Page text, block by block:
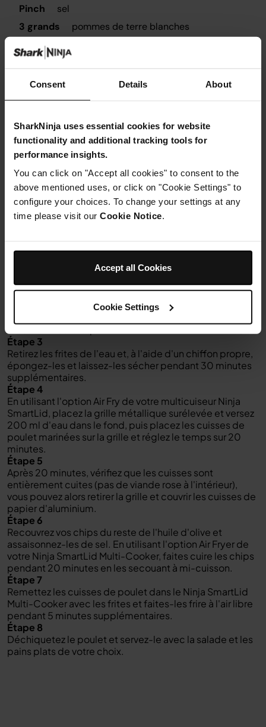
Consent Details About
SharkNinja uses essential cookies for website
functionality and additional tracking tools for
performance insights.
You can click on "Accept all cookies" to consent to the
above mentioned uses, or click on "Cookie Settings" to
configure your choices. To change your settings at any
time please visit our Cookie Notice.
Accept all Cookies
Cookie Settings
Pinch
sel
3 grands
pommes de terre blanches
1 + 1 cuillère à soupe
marinade et 1 pour les chips
Instructions
Étape 1
Préparez la marinade pour vos cuisses de poulet en
mélangeant le yaourt grec, la purée d'ail, l'origan, le
paprika, le thym, le jus de citron, le sel et l'huile d'olive.
Une fois la marinade préparée, mélangez vos cuisses de
Pendant la marinade du poulet, épluchez les pommes
de terre et coupez-les en fines frites. Placez les frites
dans un bol d'eau froide pendant 30 minutes. Cela
Étape 3
Retirez les frites de l'eau et, à l'aide d'un chiffon propre,
épongez-les et laissez-les sécher pendant 30 minutes
supplémentaires.
Étape 4
En utilisant l'option Air Fry de votre multicuiseur Ninja
SmartLid, placez la grille métallique surélevée et versez
200 ml d'eau dans le fond, puis placez les cuisses de
poulet marinées sur la grille et réglez le temps sur 20
minutes.
Étape 5
Après 20 minutes, vérifiez que les cuisses sont
entièrement cuites (pas de viande rose à l'intérieur),
vous pouvez alors retirer la grille et couvrir les cuisses de
papier d'aluminium.
Étape 6
Recouvrez vos chips du reste de l'huile d'olive et
assaisonnez-les de sel. En utilisant l'option Air Fryer de
votre Ninja SmartLid Multi-Cooker, faites cuire les chips
pendant 20 minutes en les secouant à mi-cuisson.
Étape 7
Remettez les cuisses de poulet dans le Ninja SmartLid
Multi-Cooker avec les frites et faites-les frire à l'air libre
pendant 5 minutes supplémentaires.
Étape 8
Déchiquetez le poulet et servez-le avec la salade et les
pains plats de votre choix.